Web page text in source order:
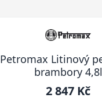
Petromax Litinový
brambory 4,8l
2 847 Kč